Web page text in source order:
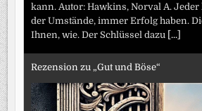
kann. Autor: Hawkins, Norval A. Jeder
der Umstände, immer Erfolg haben.
Ihnen, wie. Der Schlüssel dazu
[...]
Rezension zu „Gut und Böse“